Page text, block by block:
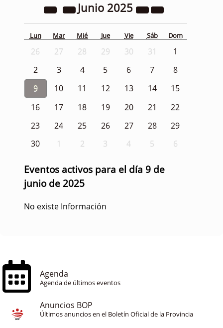
Junio 2025
Lun Mar Mié Jue Vie Sáb Dom
26 27 28 29 30 31
1
2
3 4 5 6 7
8
9
10 11 12 13 14
15
16
17 18 19 20 21
22
23
24 25 26 27 28
29
30
1 2 3 4 5 6
Eventos activos para el día 9 de
junio de 2025
No existe Información
Agenda
Agenda de últimos eventos
Anuncios BOP
Últimos anuncios en el Boletín Oficial de la Provincia